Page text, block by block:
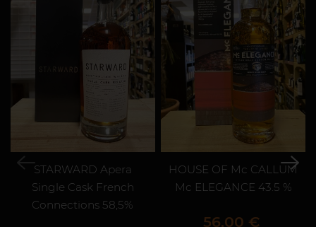
STARWARD Apera
Single Cask French
Connections 58,5%
HOUSE OF Mc CALLUM
Mc ELEGANCE 43.5 %
Prix
56,00 €